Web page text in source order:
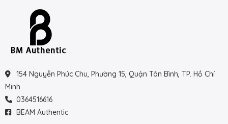
154 Nguyễn Phúc Chu, Phường 15, Quận Tân Bình, TP. Hồ Chí
Minh
0364516616
BEAM Authentic